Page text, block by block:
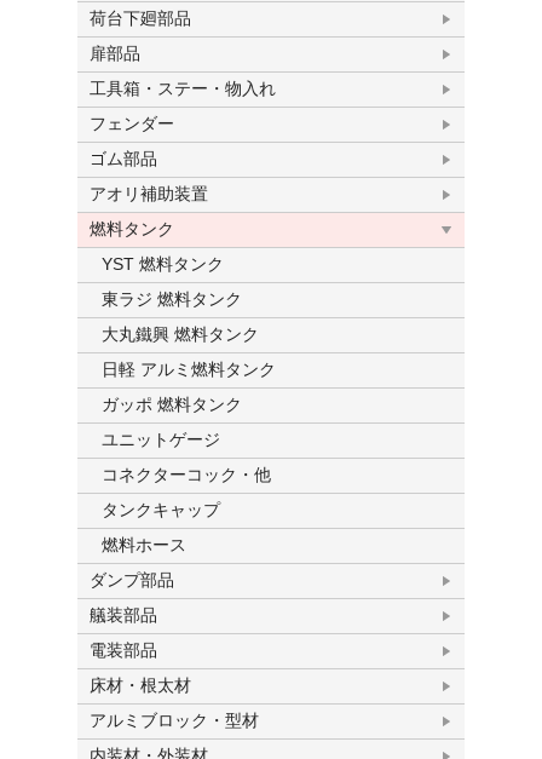
荷台下廻部品
扉部品
工具箱・ステー・物入れ
フェンダー
ゴム部品
アオリ補助装置
燃料タンク
YST 燃料タンク
東ラジ 燃料タンク
大丸鐵興 燃料タンク
日軽 アルミ燃料タンク
ガッポ 燃料タンク
ユニットゲージ
コネクターコック・他
タンクキャップ
燃料ホース
ダンプ部品
艤装部品
電装部品
床材・根太材
アルミブロック・型材